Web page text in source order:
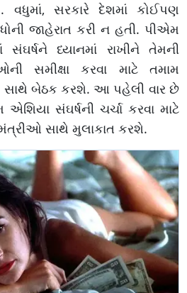
વધુમાં, સરકારે દેશમાં કોઈપણ
જાહેરાત કરી ન હતી. પીએમ
સંઘર્ષને ધ્યાનમાં રાખીને તેમની
સમીક્ષા કરવા માટે તમામ
સાથે બેઠક કરશે. આ પહેલી વાર છે
એશિયા સંઘર્ષની ચર્ચા કરવા માટે
સાથે મુલાકાત કરશે.